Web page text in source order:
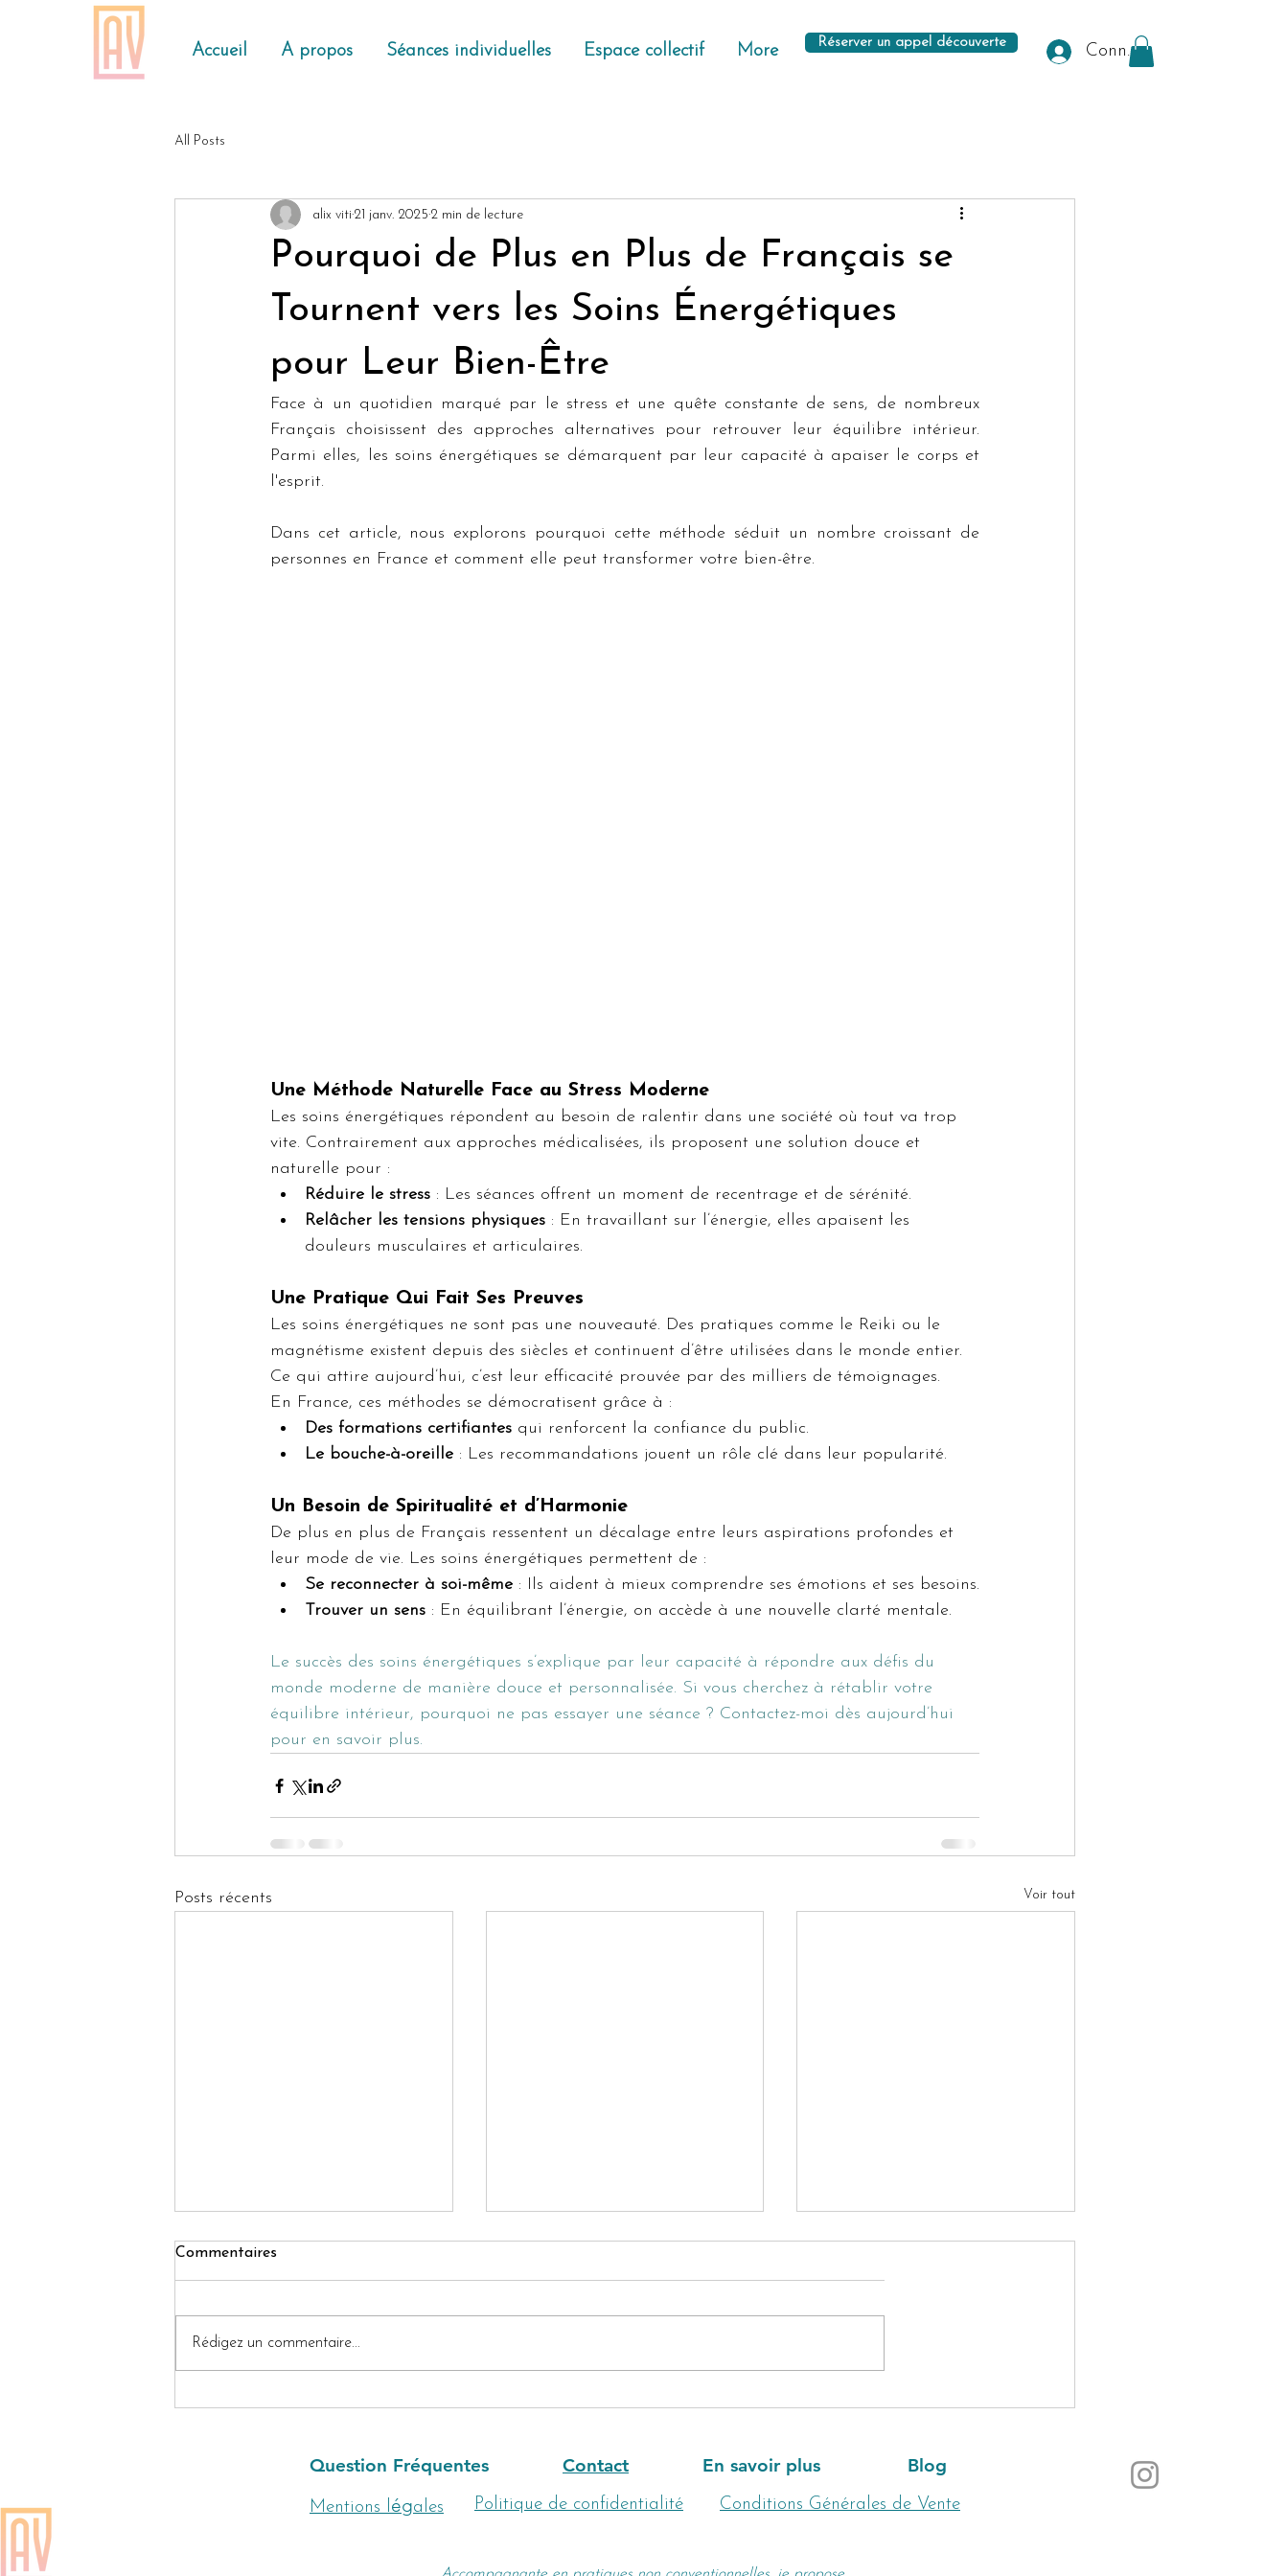
Accueil A propos Séances individuelles Espace collectif More Réserver un appel découverte Connexion
All Posts
Pourquoi de Plus en Plus de Français se
Tournent vers les Soins Énergétiques
pour Leur Bien-Être
alix viti 21 janv. 2025 2 min de lecture
Face à un quotidien marqué par le stress et une quête constante de sens, de nombreux
Français choisissent des approches alternatives pour retrouver leur équilibre intérieur.
Parmi elles, les soins énergétiques se démarquent par leur capacité à apaiser le corps et
l'esprit.
Dans cet article, nous explorons pourquoi cette méthode séduit un nombre croissant de
personnes en France et comment elle peut transformer votre bien-être.
Une Méthode Naturelle Face au Stress Moderne
Les soins énergétiques répondent au besoin de ralentir dans une société où tout va trop
vite. Contrairement aux approches médicalisées, ils proposent une solution douce et
naturelle pour :
Réduire le stress : Les séances offrent un moment de recentrage et de sérénité.
Relâcher les tensions physiques : En travaillant sur l’énergie, elles apaisent les
douleurs musculaires et articulaires.
Une Pratique Qui Fait Ses Preuves
Les soins énergétiques ne sont pas une nouveauté. Des pratiques comme le Reiki ou le
magnétisme existent depuis des siècles et continuent d’être utilisées dans le monde entier.
Ce qui attire aujourd’hui, c’est leur efficacité prouvée par des milliers de témoignages.
En France, ces méthodes se démocratisent grâce à :
Des formations certifiantes qui renforcent la confiance du public.
Le bouche-à-oreille : Les recommandations jouent un rôle clé dans leur popularité.
Un Besoin de Spiritualité et d’Harmonie
De plus en plus de Français ressentent un décalage entre leurs aspirations profondes et
leur mode de vie. Les soins énergétiques permettent de :
Se reconnecter à soi-même : Ils aident à mieux comprendre ses émotions et ses besoins.
Trouver un sens : En équilibrant l’énergie, on accède à une nouvelle clarté mentale.
Le succès des soins énergétiques s’explique par leur capacité à répondre aux défis du
monde moderne de manière douce et personnalisée. Si vous cherchez à rétablir votre
équilibre intérieur, pourquoi ne pas essayer une séance ? Contactez-moi dès aujourd’hui
pour en savoir plus.
Posts récents Voir tout
Commentaires
Rédigez un commentaire...
Question Fréquentes Contact
Mentions l égales Politique de confidentialité
En savoir plus Blog
Conditions Générales de Vente